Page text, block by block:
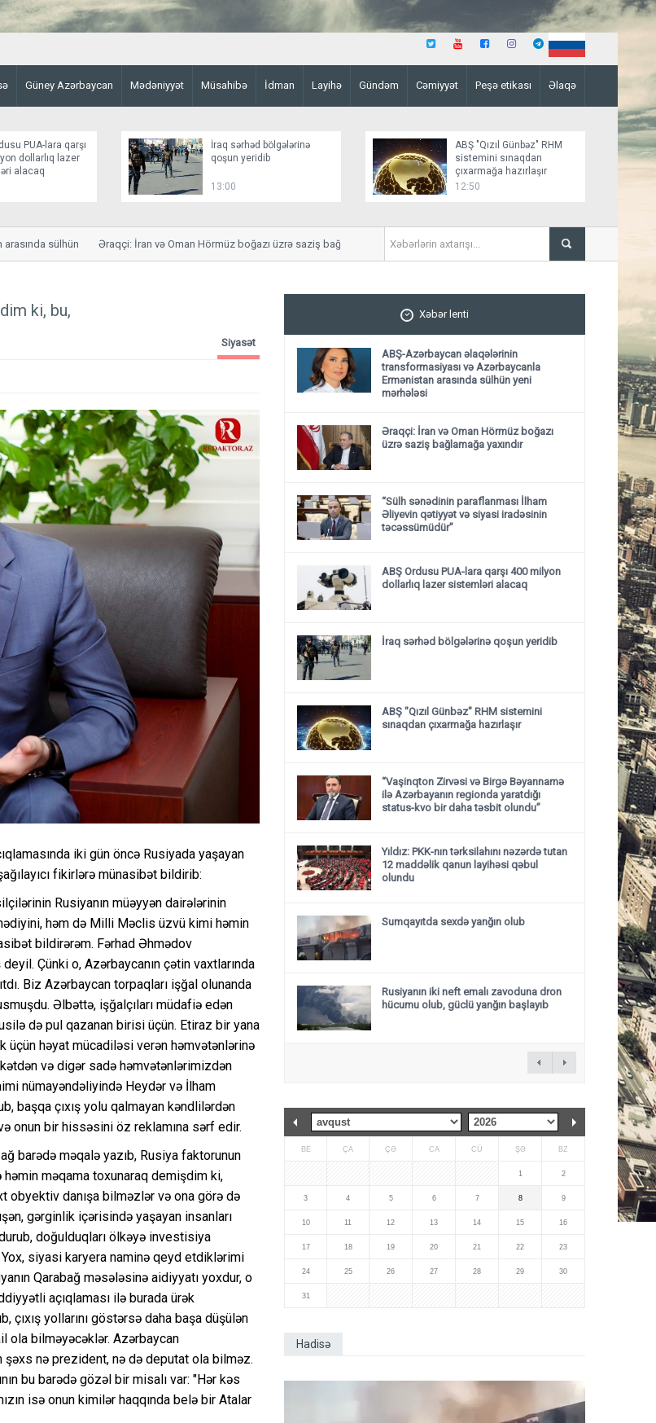
Güney Azərbaycan Mədəniyyət Müsahibə İdman Layihə Gündəm Cəmiyyət Peşə etikası Əlaqə
PUA-lara qarşı
dollarlıq lazer
alacaq
İraq sərhəd bölgələrinə
qoşun yeridib
13:00
ABŞ "Qızıl Günbəz" RHM
sistemini sınaqdan
çıxarmağa hazırlaşır
12:50
sülhün
Əraqçi: İran və Oman Hörmüz boğazı üzrə saziş bağlamağa yaxındır “Sülh sənədinin
ki, bu,
Siyasət
iki gün öncə Rusiyada yaşayan
fikirlərə münasibət bildirib:
Rusiyanın müəyyən dairələrinin
həm də Milli Məclis üzvü kimi həmin
bildirərəm. Fərhad Əhmədov
Çünki o, Azərbaycanın çətin vaxtlarında
Biz Azərbaycan torpaqları işğal olunanda
Əlbəttə, işğalçıları müdafiə edən
də pul qazanan birisi üçün. Etiraz bir yana
üçün həyat mücadiləsi verən həmvətənlərinə
və digər sadə həmvətənlərimizdən
nümayəndəliyində Heydər və İlham
başqa çıxış yolu qalmayan kəndlilərdən
onun bir hissəsini öz reklamına sərf edir.
barədə məqalə yazıb, Rusiya faktorunun
məqama toxunaraq demişdim ki,
obyektiv danışa bilməzlər və ona görə də
gərginlik içərisində yaşayan insanları
doğulduqları ölkəyə investisiya
siyasi karyera naminə qeyd etdiklərimi
Qarabağ məsələsinə aidiyyatı yoxdur, o
açıqlaması ilə burada ürək
çıxış yollarını göstərsə daha başa düşülən
ola bilməyəcəklər. Azərbaycan
şəxs nə prezident, nə də deputat ola bilməz.
bu barədə gözəl bir misalı var: "Hər kəs
isə onun kimilər haqqında belə bir Atalar
Xəbər lenti
ABŞ-Azərbaycan əlaqələrinin
transformasiyası və Azərbaycanla
Ermənistan arasında sülhün yeni
mərhələsi
Əraqçi: İran və Oman Hörmüz boğazı
üzrə saziş bağlamağa yaxındır
“Sülh sənədinin paraflanması İlham
Əliyevin qətiyyət və siyasi iradəsinin
təcəssümüdür”
ABŞ Ordusu PUA-lara qarşı 400 milyon
dollarlıq lazer sistemləri alacaq
İraq sərhəd bölgələrinə qoşun yeridib
ABŞ "Qızıl Günbəz" RHM sistemini
sınaqdan çıxarmağa hazırlaşır
“Vaşinqton Zirvəsi və Birgə Bəyannamə
ilə Azərbayanın regionda yaratdığı
status-kvo bir daha təsbit olundu”
Yıldız: PKK-nın tərksilahını nəzərdə tutan
12 maddəlik qanun layihəsi qəbul
olundu ​​​​​​​
Sumqayıtda sexdə yanğın olub
Rusiyanın iki neft emalı zavoduna dron
hücumu olub, güclü yanğın başlayıb
BE ÇA ÇƏ CA CÜ ŞƏ BZ
1 2
3 4 5 6 7 8 9
10 11 12 13 14 15 16
17 18 19 20 21 22 23
24 25 26 27 28 29 30
31
Hadisə